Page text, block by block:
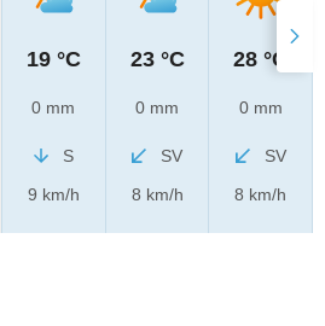
19 °C
0 mm
S
9 km/h
23 °C
0 mm
SV
8 km/h
28 °C
0 mm
SV
8 km/h